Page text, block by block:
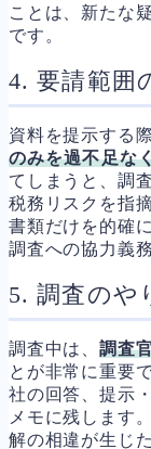
ことは、新たな
です。
4. 要請範囲
資料を提示する
のみを過不足な
てしまうと、調
税務リスクを指
書類だけを的確
調査への協力義
5. 調査のや
調査中は、 調査
とが非常に重要
社の回答、提示
メモに残します
解の相違が生じ